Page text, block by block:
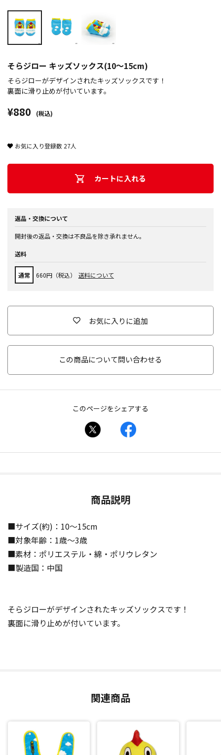
そらジロー キッズソックス(10～15cm)
そらジローがデザインされたキッズソックスです！
裏面に滑り止めが付いています。
¥880 (税込)
お気に入り登録数 27人
カートに入れる
返品・交換について
開封後の返品・交換は不良品を除き承れません。
送料
通常 660円（税込） 送料について
お気に入りに追加
この商品について問い合わせる
このページをシェアする
商品説明
■サイズ(約)：10～15cm
■対象年齢：1歳～3歳
■素材：ポリエステル・綿・ポリウレタン
■製造国：中国
そらジローがデザインされたキッズソックスです！
裏面に滑り止めが付いています。
関連商品